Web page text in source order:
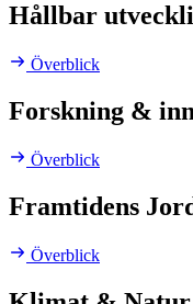
Hållbar
Överblick
Forskning &
Överblick
Framtidens
Överblick